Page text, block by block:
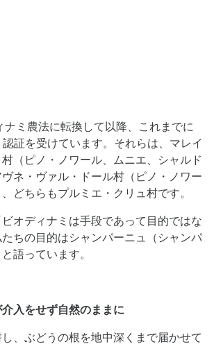
ミ農法に転換して以降、これまでに
証を受けています。それらは、マレイ
（ピノ・ノワール、ムニエ、シャルド
ネ・ヴァル・ドール村（ピノ・ノワー
どちらもプルミエ・クリュ村です。
オディナミは手段であって目的ではな
ちの目的はシャンパーニュ（シャンパ
語っています。
入をせず自然のままに
、ぶどうの根を地中深くまで届かせて